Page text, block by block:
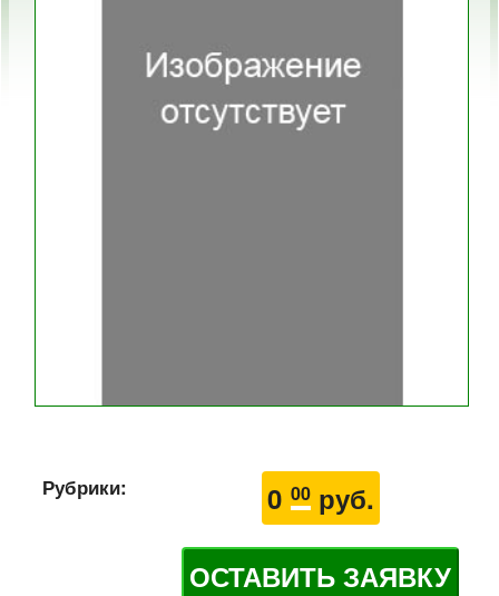
0 00руб.
ОСТАВИТЬ ЗАЯВКУ
Рубрики: